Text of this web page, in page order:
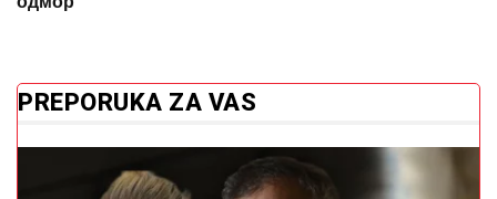
PREPORUKA ZA VAS